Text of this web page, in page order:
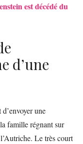
est décédé du
d’une
une
famille régnant sur
Le très court